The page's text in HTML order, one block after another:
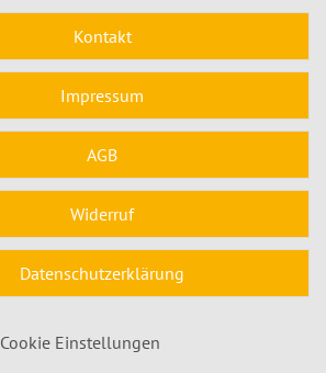
Kontakt
Impressum
AGB
Widerruf
Datenschutzerklärung
Cookie Einstellungen